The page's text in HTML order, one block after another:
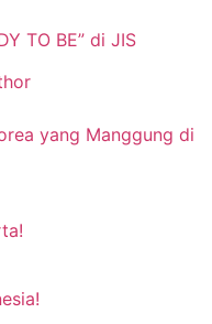
TO BE” di JIS
yang Manggung di